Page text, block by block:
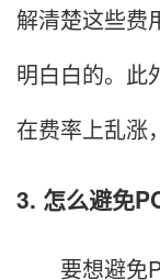
解清楚这些费
明白白的。此
在费率上乱涨
3. 怎么避免
要想避免